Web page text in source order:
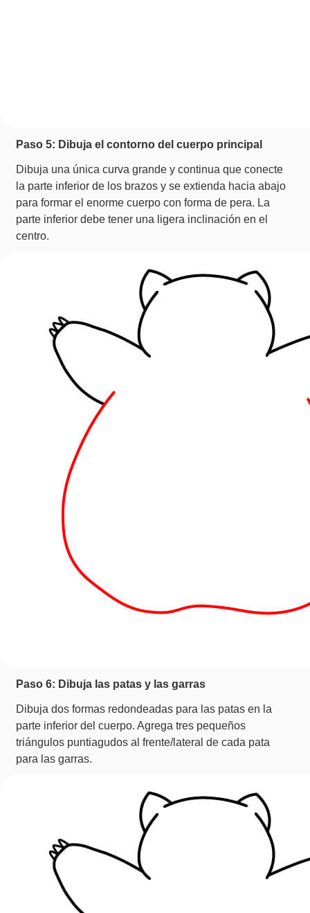
Paso 5: Dibuja el contorno del cuerpo principal
Dibuja una única curva grande y continua que conecte
la parte inferior de los brazos y se extienda hacia abajo
para formar el enorme cuerpo con forma de pera. La
parte inferior debe tener una ligera inclinación en el
centro.
Paso 6: Dibuja las patas y las garras
Dibuja dos formas redondeadas para las patas en la
parte inferior del cuerpo. Agrega tres pequeños
triángulos puntiagudos al frente/lateral de cada pata
para las garras.